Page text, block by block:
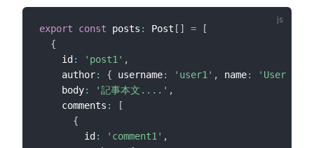
export const posts : Post [ ] =
[
{
    id
: 'post1' ,
    author
: { username: 'user1' , name: 'User 1'
    body
: '記事本文....' ,
    comments
:
[
{
        id
: 'comment1' ,